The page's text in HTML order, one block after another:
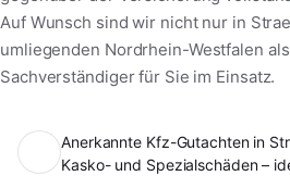
Auf Wunsch sind wir nicht nur in
umliegenden Nordrhein-Westfalen
Sachverständiger für Sie im Einsatz.
Anerkannte Kfz-Gutachten in
Kasko- und Spezialschäden –